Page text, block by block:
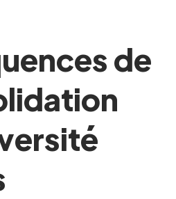
de